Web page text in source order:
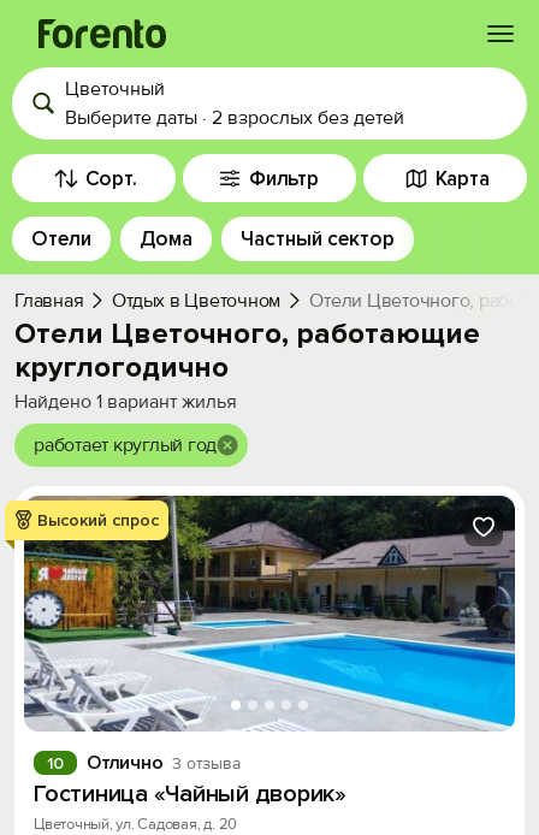
Войти
Избранное
История просмотра
Добавить свой объект
Цветочный
Выберите даты · 2 взрослых без детей
Сорт. Фильтр Карта
Отели Дома Частный сектор
Главная Отдых в Цветочном Отели Цветочного,
Отели Цветочного, работающие
круглогодично
Найдено 1 вариант жилья
работает круглый год
Высокий спрос
Отлично 3 отзыва
10
Гостиница «Чайный дворик»
Цветочный, ул. Садовая, д. 20